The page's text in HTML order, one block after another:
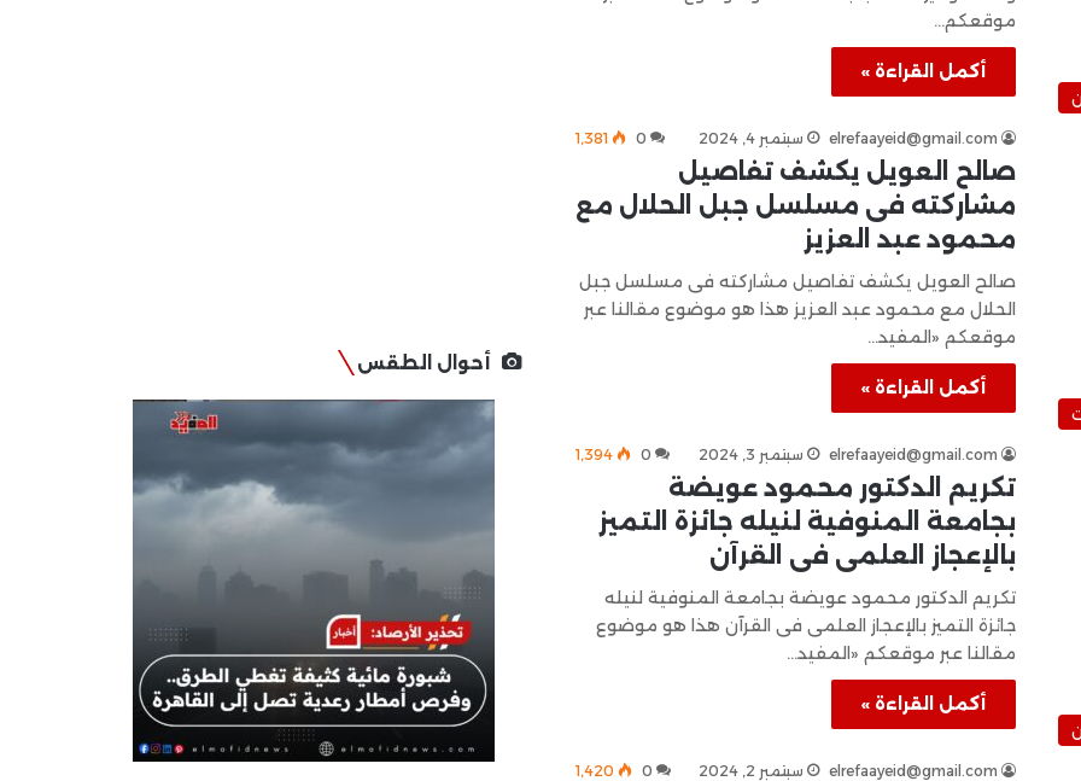
موقعكم…
أكمل القراءة »
elrefaayeid@gmail.com سبتمبر 4, 2024 0 1٬381
صالح العويل يكشف تفاصيل
مشاركته فى مسلسل جبل الحلال مع
محمود عبد العزيز
صالح العويل يكشف تفاصيل مشاركته فى مسلسل جبل
الحلال مع محمود عبد العزيز هذا هو موضوع مقالنا عبر
موقعكم «المفيد…
أكمل القراءة »
elrefaayeid@gmail.com سبتمبر 3, 2024 0 1٬394
تكريم الدكتور محمود عويضة
بجامعة المنوفية لنيله جائزة التميز
بالإعجاز العلمى فى القرآن
تكريم الدكتور محمود عويضة بجامعة المنوفية لنيله
جائزة التميز بالإعجاز العلمى فى القرآن هذا هو موضوع
مقالنا عبر موقعكم «المفيد…
أكمل القراءة »
elrefaayeid@gmail.com سبتمبر 2, 2024 0 1٬420
أحوال الطقس